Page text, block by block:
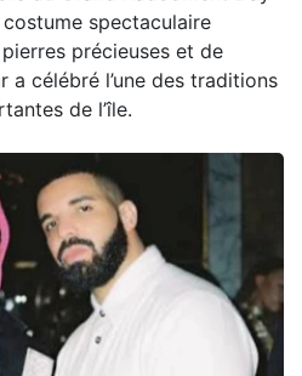
costume spectaculaire
précieuses et de
a célébré l’une des traditions
de l’île.